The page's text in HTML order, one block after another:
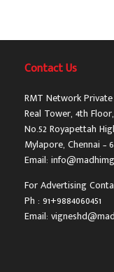
Contact Us
RMT Network
Real Tower, 4th Floor,
No.52 Royapettah
Mylapore, Chennai –
Email:
For Advertising
Ph : 91+9884060451
Email: